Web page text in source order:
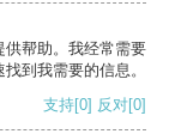
供帮助。我经常需要
到我需要的信息。
支持[0] 反对[0]